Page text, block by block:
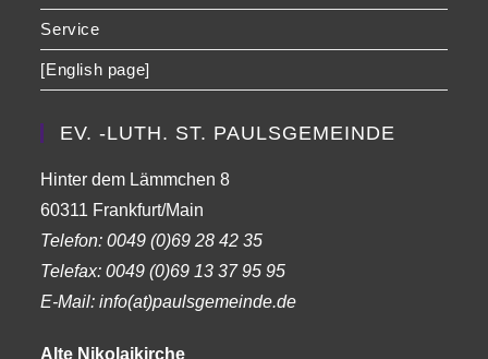
Service
[English page]
EV. -LUTH. ST. PAULSGEMEINDE
Hinter dem Lämmchen 8
60311 Frankfurt/Main
Telefon:0049 (0)69 28 42 35
Telefax:0049 (0)69 13 37 95 95
E-Mail: info(at)paulsgemeinde.de
Alte Nikolaikirche